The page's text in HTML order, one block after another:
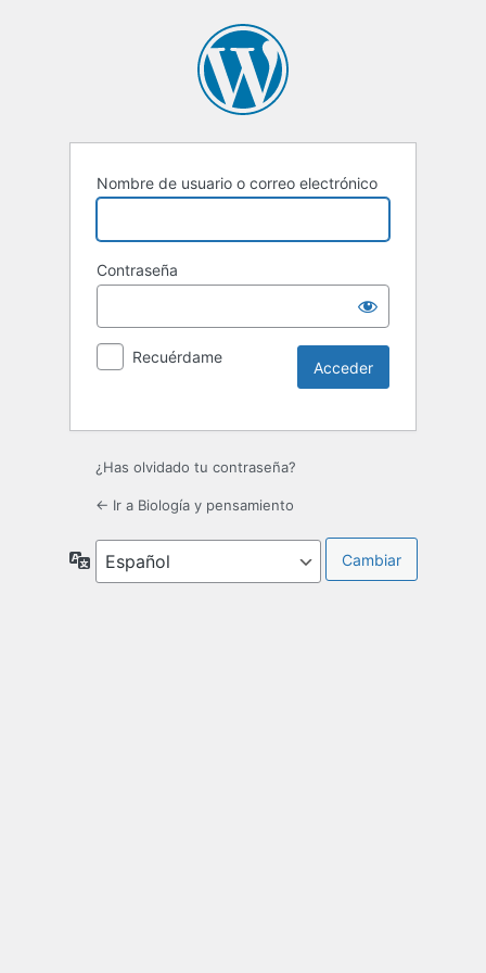
Nombre de usuario o correo electrónico
Contraseña
Recuérdame
¿Has olvidado tu contraseña?
← Ir a Biología y pensamiento
Idioma